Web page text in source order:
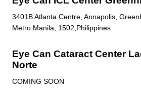
3401B Atlanta Centre, Annapolis,
Metro Manila, 1502,Philippines
Eye Can Cataract Center
Norte
COMING SOON